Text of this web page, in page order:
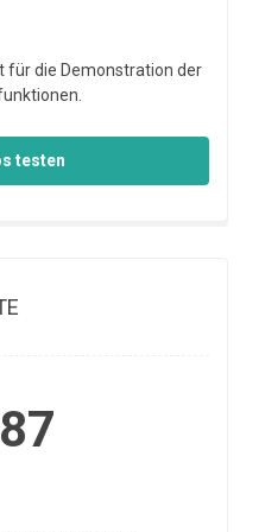
für die Demonstration der
testen